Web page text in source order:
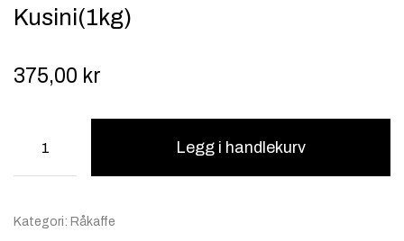
Kusini(1kg)
375,00 kr
Legg i handlekurv
Kategori: Råkaffe